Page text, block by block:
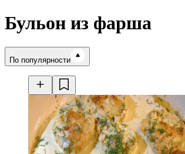
Бульон из фарша
Время готовки
По популярности